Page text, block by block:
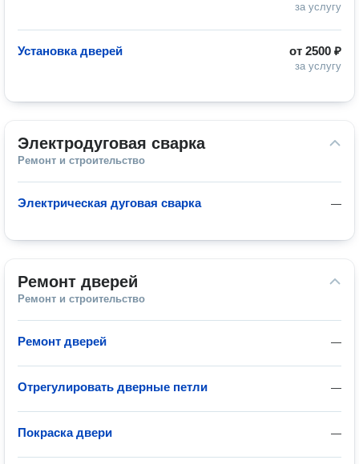
за услугу
от 2500 ₽
за услугу
Установка дверей
Электродуговая сварка
Ремонт и строительство
—
Электрическая дуговая сварка
Ремонт дверей
Ремонт и строительство
—
Ремонт дверей
—
Отрегулировать дверные петли
—
Покраска двери